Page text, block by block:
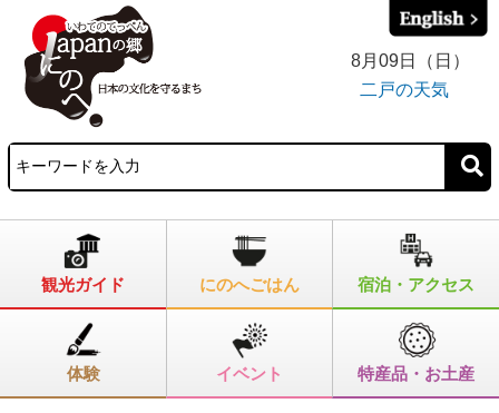
8月09日（日）
二戸の天気
観光ガイド にのへごはん 宿泊・アクセス
体験 イベント 特産品・お土産